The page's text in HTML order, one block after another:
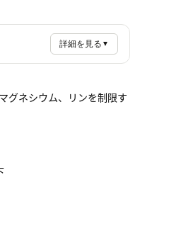
詳細を見る ▼
グネシウム、リンを制限す